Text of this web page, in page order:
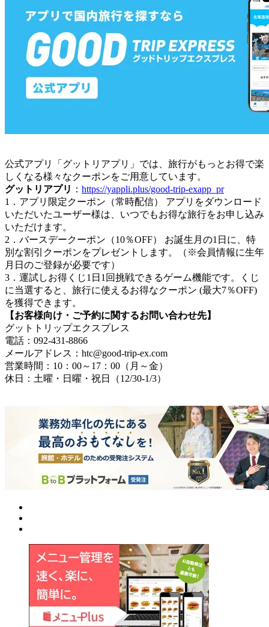
公式アプリ「グットリアプリ」では、旅行がもっとお得で楽
しくなる様々なクーポンをご用意しています。
グットリアプリ ： https://yappli.plus/good-trip-exapp_pr
1．アプリ限定クーポン（常時配信） アプリをダウンロード
いただいたユーザー様は、いつでもお得な旅行をお申し込み
いただけます。
2．バースデークーポン（10％OFF） お誕生月の1日に、特
別な割引クーポンをプレゼントします。（※会員情報に生年
月日のご登録が必要です）
3．運試しお得くじ1日1回挑戦できるゲーム機能です。くじ
に当選すると、旅行に使えるお得なクーポン (最大7％OFF)
を獲得できます。
【お客様向け・ご予約に関するお問い合わせ先】
グットトリップエクスプレス
電話：092-431-8866
メールアドレス：htc@good-trip-ex.com
営業時間：10：00～17：00（月～金）
休日：土曜・日曜・祝日（12/30-1/3）